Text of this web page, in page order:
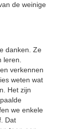
de weinige
danken. Ze
verkennen
weten wat
Het zijn
we enkele
Dat